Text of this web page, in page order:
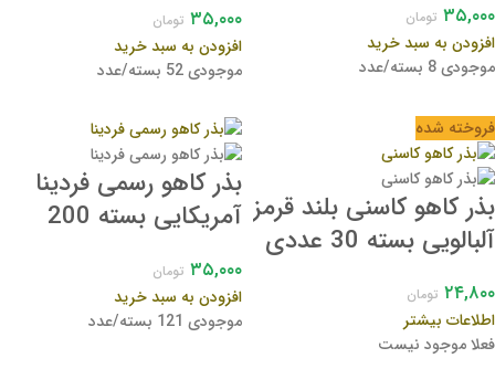
۳۵,۰۰۰ تومان
افزودن به سبد خرید
موجودی 8 بسته/عدد
۳۵,۰۰۰ تومان
افزودن به سبد خرید
موجودی 52 بسته/عدد
فروخته شده
بذر کاهو کاسنی بلند قرمز
آلبالویی بسته 30 عددی
۲۴,۸۰۰ تومان
اطلاعات بیشتر
فعلا موجود نیست
بذر کاهو رسمی فردینا
آمریکایی بسته 200
۳۵,۰۰۰ تومان
افزودن به سبد خرید
موجودی 121 بسته/عدد